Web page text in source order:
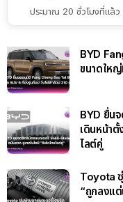
ประมาณ 20 ชั่วโมงที่แล้ว
BYD
ขนาดใหญ่
BYD ยื่น
เดินหน้าตั้
ไลต์คู่
Toyota
“ถูกลงแ